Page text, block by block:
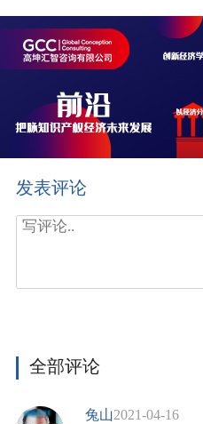
发表评论
全部评论
兔山2021-04-16